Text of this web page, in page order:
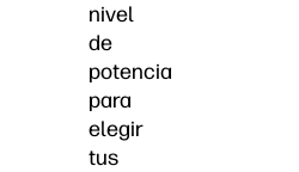
nivel
de
potencia
para
elegir
tus